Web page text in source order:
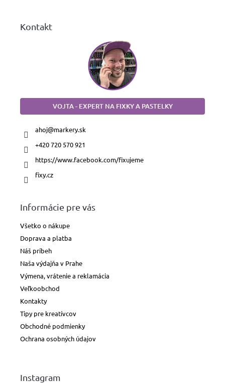
Kontakt
VOJTA - EXPERT NA FIXKY A PASTELKY
ahoj@markery.sk
+420 720 570 921
https://www.facebook.com/fixujeme
fixy.cz
Informácie pre vás
Všetko o nákupe
Doprava a platba
Náš príbeh
Naša výdajňa v Prahe
Výmena, vrátenie a reklamácia
Veľkoobchod
Kontakty
Tipy pre kreatívcov
Obchodné podmienky
Ochrana osobných údajov
Instagram